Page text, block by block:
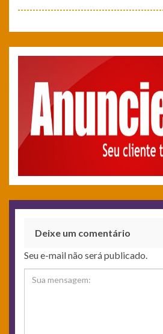
Deixe um comentário
Seu e-mail não será publicado.